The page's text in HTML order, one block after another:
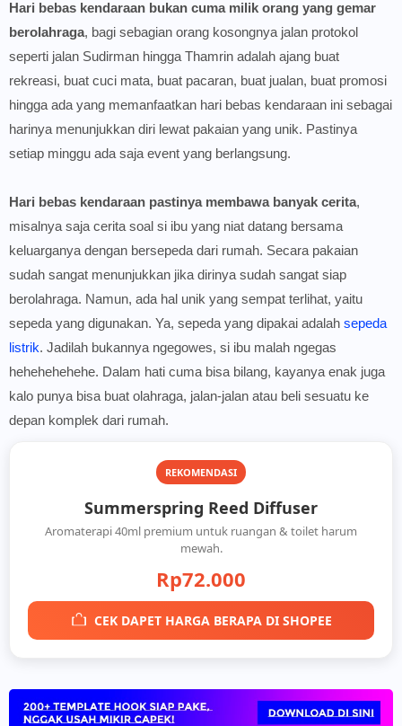
Hari bebas kendaraan bukan cuma milik orang yang gemar
berolahraga, bagi sebagian orang kosongnya jalan protokol
seperti jalan Sudirman hingga Thamrin adalah ajang buat
rekreasi, buat cuci mata, buat pacaran, buat jualan, buat promosi
hingga ada yang memanfaatkan hari bebas kendaraan ini sebagai
harinya menunjukkan diri lewat pakaian yang unik. Pastinya
setiap minggu ada saja event yang berlangsung.
Hari bebas kendaraan pastinya membawa banyak cerita,
misalnya saja cerita soal si ibu yang niat datang bersama
keluarganya dengan bersepeda dari rumah. Secara pakaian
sudah sangat menunjukkan jika dirinya sudah sangat siap
berolahraga. Namun, ada hal unik yang sempat terlihat, yaitu
sepeda yang digunakan. Ya, sepeda yang dipakai adalah sepeda
listrik. Jadilah bukannya ngegowes, si ibu malah ngegas
hehehehehehe. Dalam hati cuma bisa bilang, kayanya enak juga
kalo punya bisa buat olahraga, jalan-jalan atau beli sesuatu ke
depan komplek dari rumah.
REKOMENDASI
Summerspring Reed Diffuser
Aromaterapi 40ml premium untuk ruangan & toilet harum
mewah.
Rp72.000
CEK DAPET HARGA BERAPA DI SHOPEE